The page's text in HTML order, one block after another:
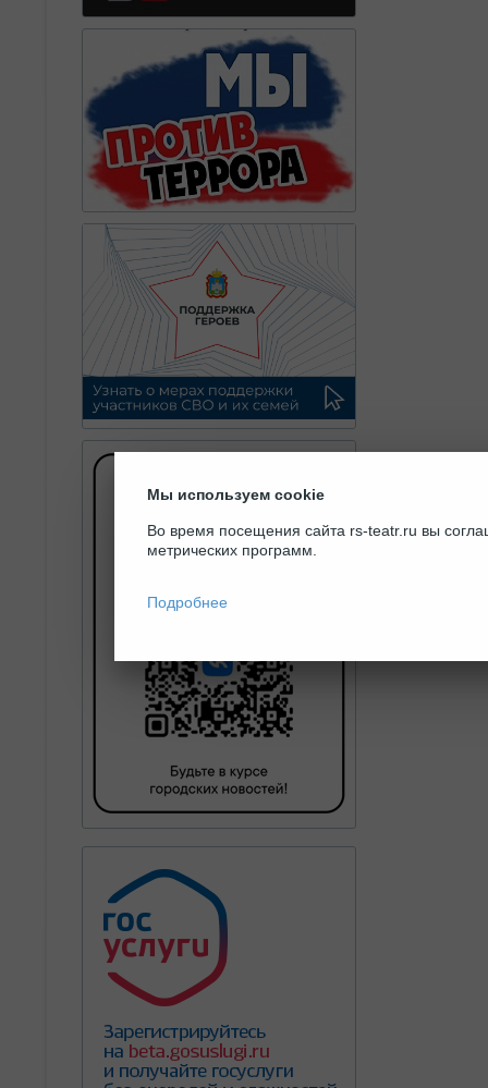
Мы используем cookie
Во время посещения сайта rs-teatr.ru вы
метрических программ.
Подробнее